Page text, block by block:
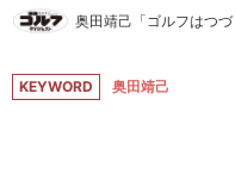
奥田靖己「ゴルフはつづ
KEYWORD 奥田靖己